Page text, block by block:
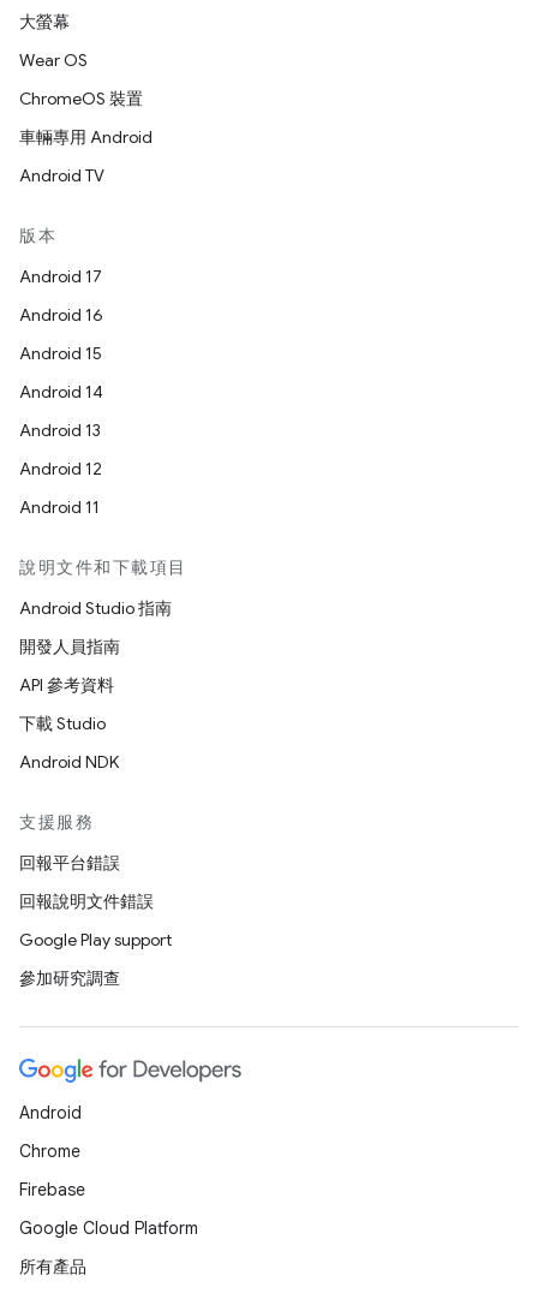
大螢幕
Wear OS
ChromeOS 裝置
車輛專用 Android
Android TV
版本
Android 17
Android 16
Android 15
Android 14
Android 13
Android 12
Android 11
說明文件和下載項目
Android Studio 指南
開發人員指南
API 參考資料
下載 Studio
Android NDK
支援服務
回報平台錯誤
回報說明文件錯誤
Google Play support
參加研究調查
Android
Chrome
Firebase
Google Cloud Platform
所有產品